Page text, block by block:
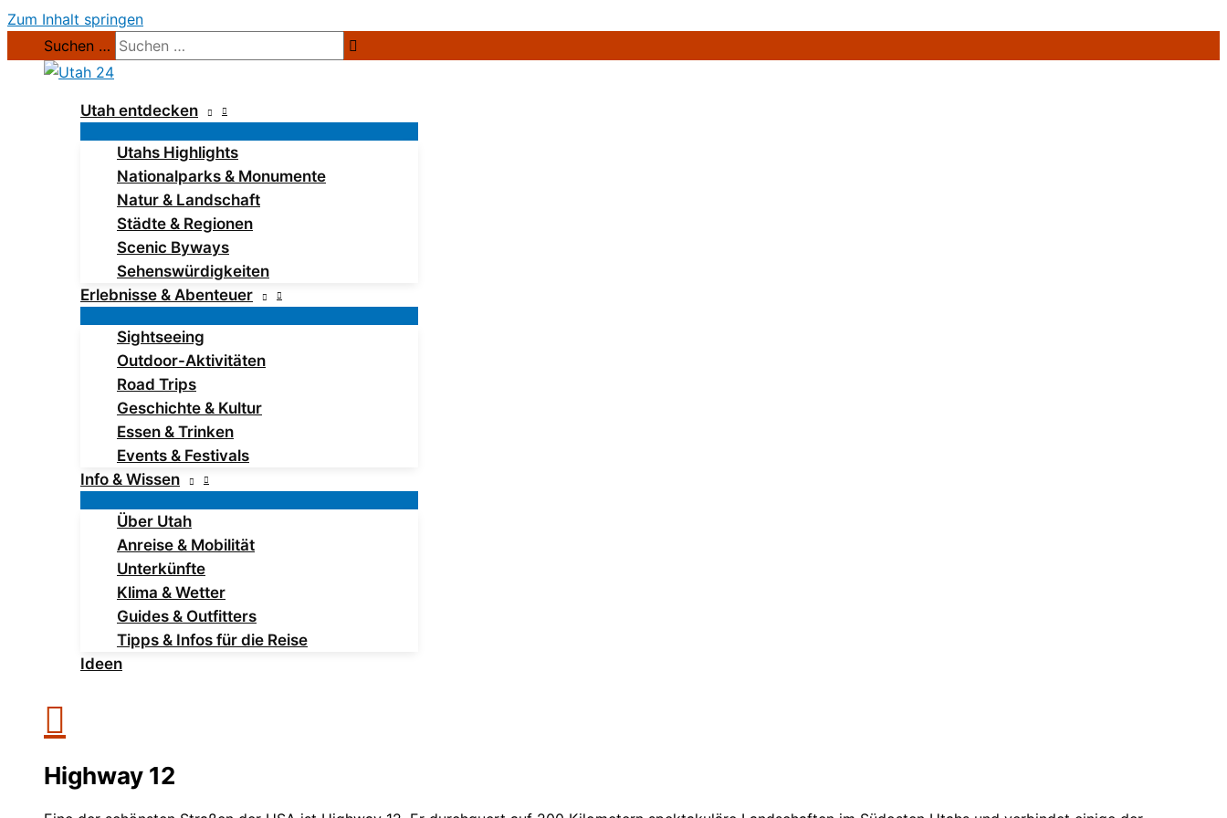
Zum Inhalt springen
Suchen …
Utah entdecken
Utahs Highlights
Nationalparks & Monumente
Natur & Landschaft
Städte & Regionen
Scenic Byways
Sehenswürdigkeiten
Erlebnisse & Abenteuer
Sightseeing
Outdoor-Aktivitäten
Road Trips
Geschichte & Kultur
Essen & Trinken
Events & Festivals
Info & Wissen
Über Utah
Anreise & Mobilität
Unterkünfte
Klima & Wetter
Guides & Outfitters
Tipps & Infos für die Reise
Ideen
Highway 12